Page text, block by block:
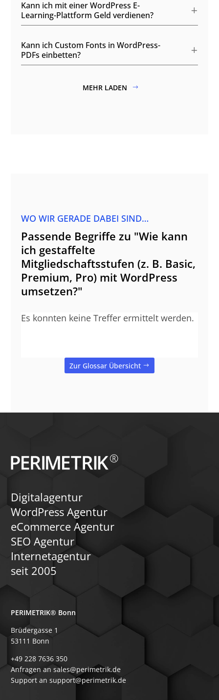
Kann ich mit einer WordPress E-
Learning-Plattform Geld verdienen?
Kann ich Custom Fonts in WordPress-
PDFs einbetten?
MEHR LADEN
WO WIR GERADE DABEI SIND…
Passende Begriffe zu "Wie kann
ich gestaffelte
Mitgliedschaftsstufen (z. B. Basic,
Premium, Pro) mit WordPress
umsetzen?"
Es konnten keine Treffer ermittelt werden.
Zur Glossar Übersicht
Digitalagentur
WordPress Agentur
eCommerce Agentur
SEO Agentur
Internetagentur
seit 2005
PERIMETRIK® Bonn
Brüdergasse 1
53111 Bonn
+49 228 7636 350
Anfragen an sales@perimetrik.de
Support an support@perimetrik.de